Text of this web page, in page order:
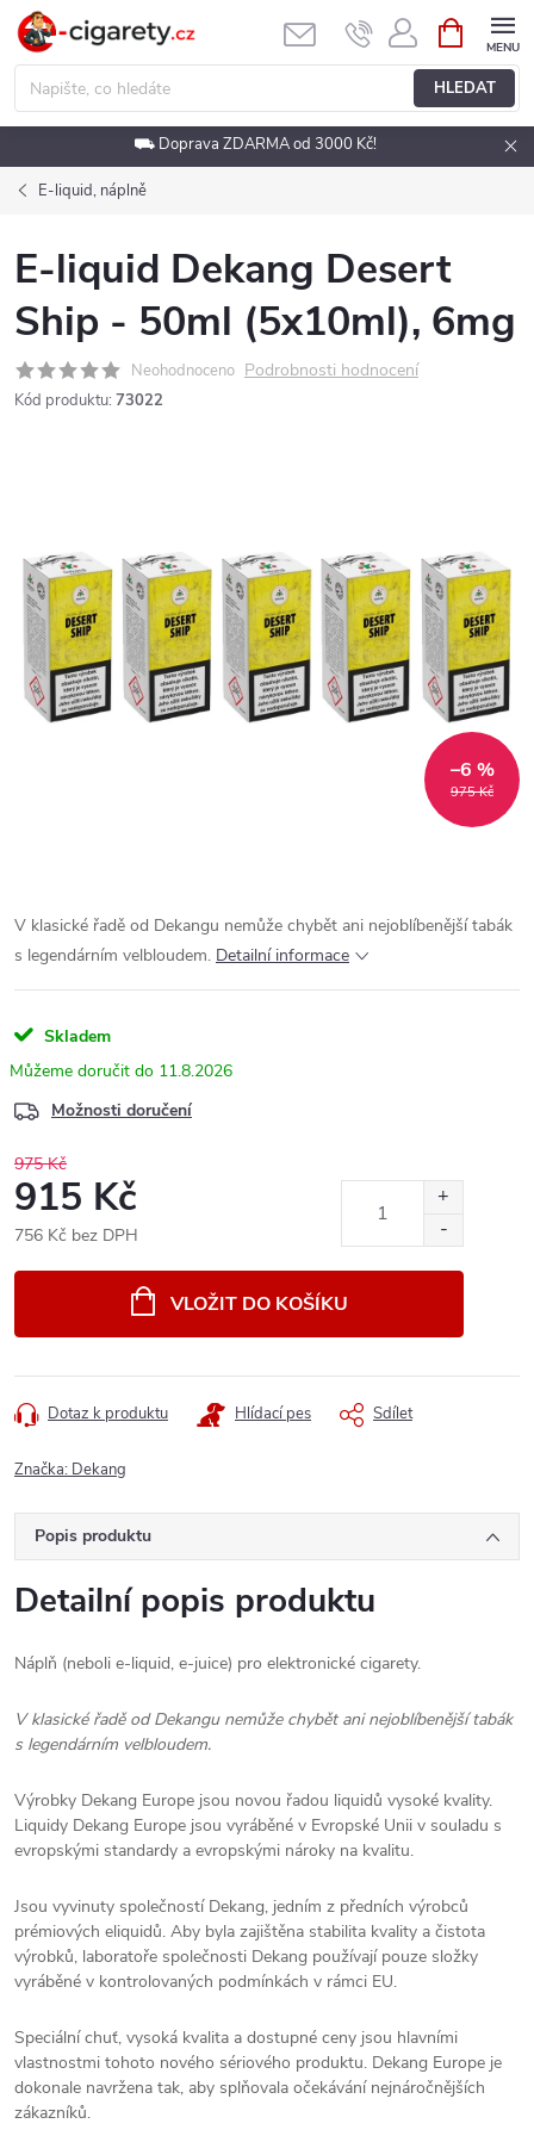
Přejít
obsah
HLEDAT
NÁKUPNÍ
KOŠÍK
⛟ Doprava ZDARMA od 3000 Kč!
E-liquid, náplně
E-liquid Dekang Desert
Ship - 50ml (5x10ml), 6mg
Neohodnoceno Podrobnosti hodnocení
Kód produktu: 73022
975 Kč
–6 %
V klasické řadě od Dekangu nemůže chybět ani nejoblíbenější tabák
s legendárním velbloudem. Detailní informace
Skladem
11.8.2026
Možnosti doručení
975 Kč
915 Kč
756 Kč bez DPH
VLOŽIT DO KOŠÍKU
Dotaz k produktu Hlídací pes Sdílet
Značka: Dekang
Popis produktu
Detailní popis produktu
Náplň (neboli e-liquid, e-juice) pro elektronické cigarety.
V klasické řadě od Dekangu nemůže chybět ani nejoblíbenější tabák
s legendárním velbloudem.
Výrobky Dekang Europe jsou novou řadou liquidů vysoké kvality.
Liquidy Dekang Europe jsou vyráběné v Evropské Unii v souladu s
evropskými standardy a evropskými nároky na kvalitu.
Jsou vyvinuty společností Dekang, jedním z předních výrobců
prémiových eliquidů. Aby byla zajištěna stabilita kvality a čistota
výrobků, laboratoře společnosti Dekang používají pouze složky
vyráběné v kontrolovaných podmínkách v rámci EU.
Speciální chuť, vysoká kvalita a dostupné ceny jsou hlavními
vlastnostmi tohoto nového sériového produktu. Dekang Europe je
dokonale navržena tak, aby splňovala očekávání nejnáročnějších
zákazníků.